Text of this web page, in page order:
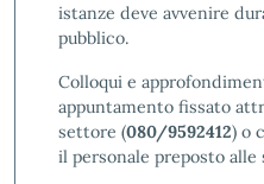
istanze deve avvenire
pubblico.
Colloqui e
appuntamento fissato
settore (080/9592412) o
il personale preposto